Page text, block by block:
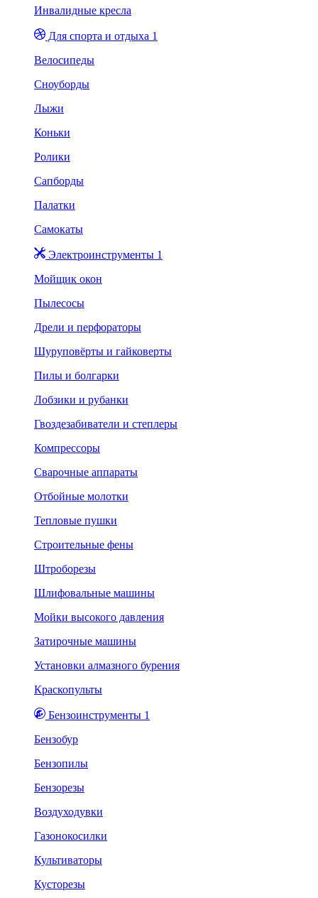
Инвалидные кресла
Для спорта и отдыха 1
Велосипеды
Сноуборды
Лыжи
Коньки
Ролики
Сапборды
Палатки
Самокаты
Электроинструменты 1
Мойщик окон
Пылесосы
Дрели и перфораторы
Шуруповёрты и гайковерты
Пилы и болгарки
Лобзики и рубанки
Гвоздезабиватели и степлеры
Компрессоры
Сварочные аппараты
Отбойные молотки
Тепловые пушки
Строительные фены
Штроборезы
Шлифовальные машины
Мойки высокого давления
Затирочные машины
Установки алмазного бурения
Краскопульты
Бензоинструменты 1
Бензобур
Бензопилы
Бензорезы
Воздуходувки
Газонокосилки
Культиваторы
Кусторезы